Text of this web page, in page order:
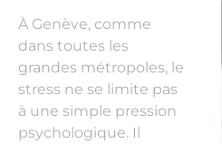
À Genève, comme
dans toutes les
grandes métropoles, le
stress ne se limite pas
à une simple pression
psychologique. Il